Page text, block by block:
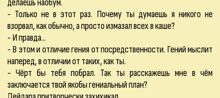
делаешь наобум.
- Только не в этот раз. Почему ты думаешь я никого не
взорвал, как обычно, а просто измазал всех в каше?
- И правда...
- В этом и отличие гения от посредственности. Гений мыслит
наперед, в отличии от таких, как ты.
- Чёрт бы тебя побрал. Так ты расскажешь мне в чём
заключается твой якобы гениальный план?